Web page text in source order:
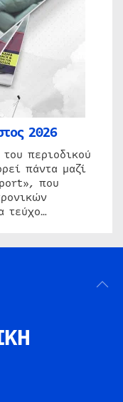
2026
περιοδικού
πάντα μαζί
που
τεύχο…